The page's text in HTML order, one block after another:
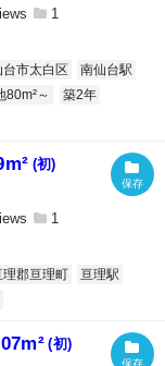
1
台市太白区
南仙台駅
80m²～
築2年
(初)
1
理郡亘理町
亘理駅
(初)